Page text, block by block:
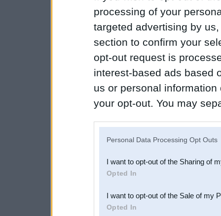
processing of your
targeted advertising by
section to confirm your
opt-out request is
interest-based ads based
us or personal
your opt-out. You may
Downstream Participants
third parties.
Personal Data Processing Opt Outs
I want to opt-out of the Sharing of
Opted In
I want to opt-out of the Sale of my
Opted In